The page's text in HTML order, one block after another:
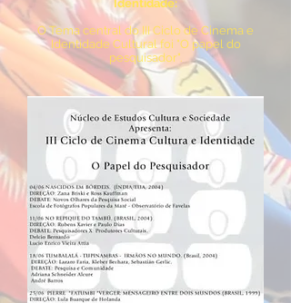
Identidade:
O Tema centr­al do III Ciclo de Cinema e
Identidade Cultural foi "O papel do
pesquisador".